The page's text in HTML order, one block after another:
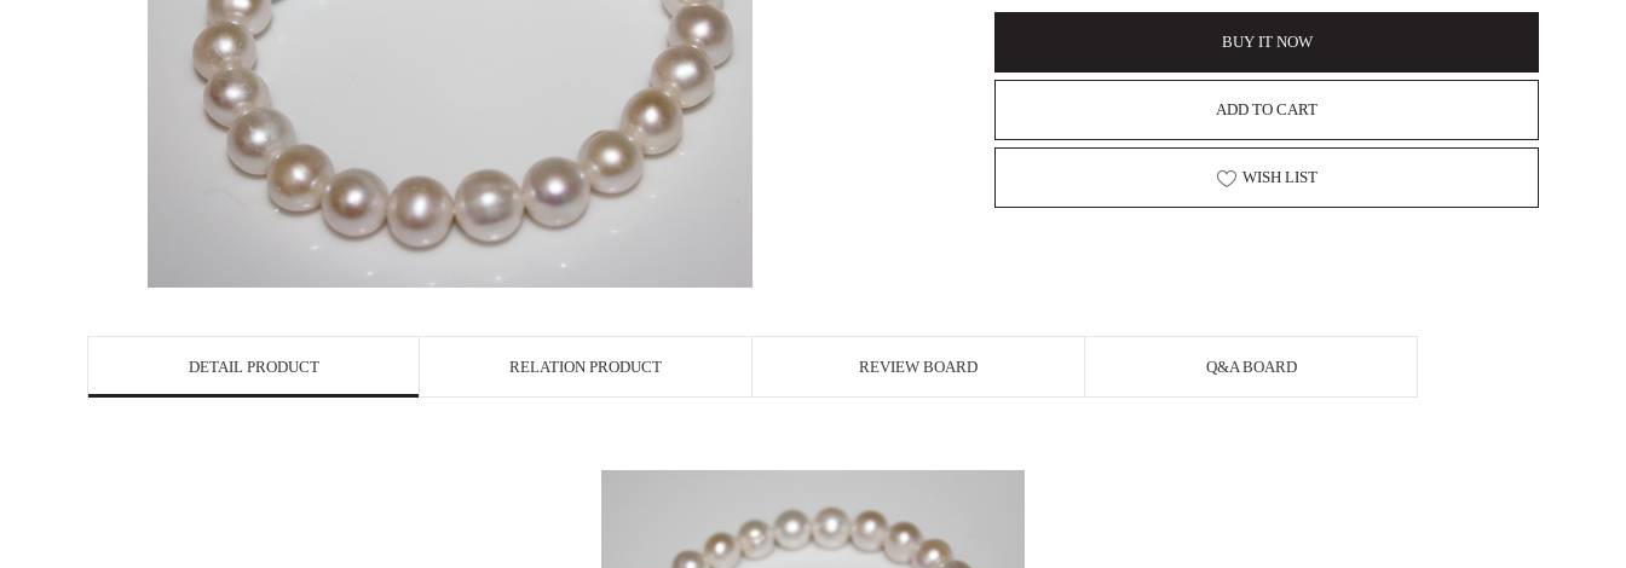
BUY IT NOW
ADD TO CART
WISH LIST
DETAIL PRODUCT RELATION PRODUCT REVIEW BOARD Q&A BOARD